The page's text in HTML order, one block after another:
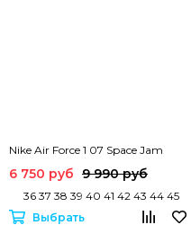
Nike Air Force 1 07 Space Jam
6 750 руб 9 990 руб
36 37 38 39 40 41 42 43 44 45
Выбрать